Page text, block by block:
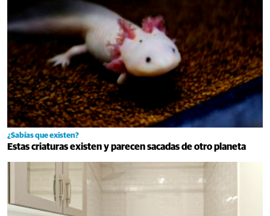
¿Sabías que existen?
Estas criaturas existen y parecen sacadas de otro planeta